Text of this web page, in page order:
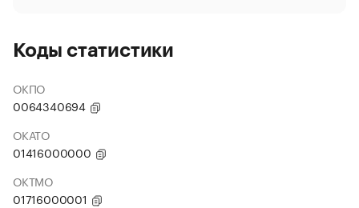
Коды статистики
ОКПО
0064340694
ОКАТО
01416000000
ОКТМО
01716000001